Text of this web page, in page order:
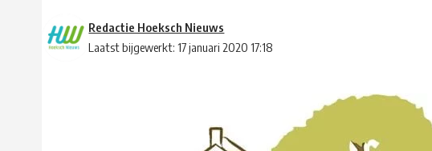
Laatst bijgewerkt: 17 januari 2020 17:18
Redactie Hoeksch Nieuws